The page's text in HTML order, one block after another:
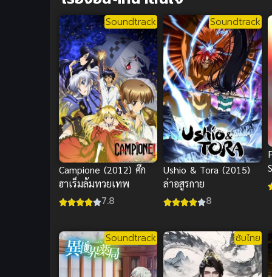
Soundtrack
Campione (2012) ศึก
ฮาเร็มล้มทวยเทพ
7.8
Soundtrack
Ushio & Tora (2015)
ล่าอสูรกาย
8
Soundtrack ซับไทย